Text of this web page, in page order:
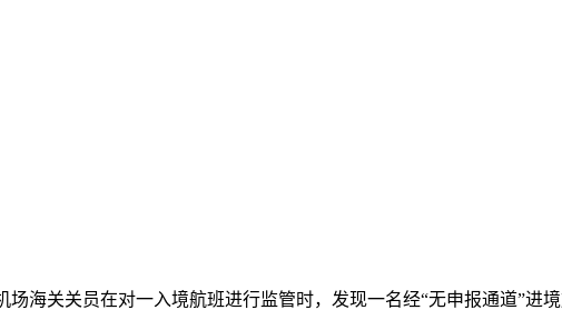
场海关关员在对一入境航班进行监管时，发现一名经“无申报通道”进